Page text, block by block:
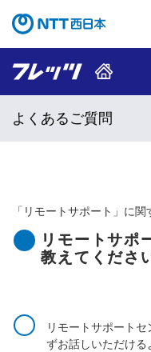
コンテンツのリ
よくあるご質問
「 リモートサポート 」に
リモートサポ
教えてくださ
リモートサポート
ずお話しいただける